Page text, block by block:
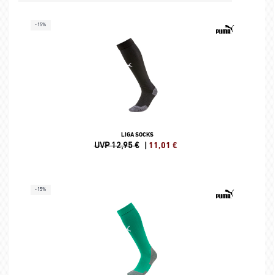
-15%
LIGA SOCKS
UVP 12,95 € | 11,01 €
-15%